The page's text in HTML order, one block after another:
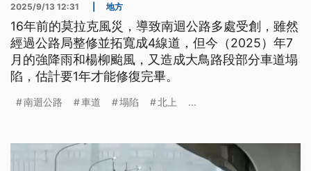
2025/9/13 12:31 地方
16年前的莫拉克風災，導致南迴公路多處受創，雖然
經過公路局整修並拓寬成4線道，但今（2025）年7
月的強降雨和楊柳颱風，又造成大鳥路段部分車道塌
陷，估計要1年才能修復完畢。
南迴公路 車道 塌陷 北上 ...